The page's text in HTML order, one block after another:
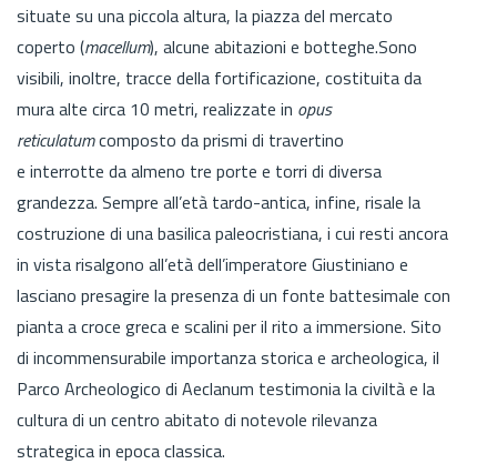
situate su una piccola altura, la piazza del mercato
coperto (macellum), alcune abitazioni e botteghe.Sono
visibili, inoltre, tracce della fortificazione, costituita da
mura alte circa 10 metri, realizzate in opus
reticulatumcomposto da prismi di travertino
e interrotte da almeno tre porte e torri di diversa
grandezza. Sempre all’età tardo-antica, infine, risale la
costruzione di una basilica paleocristiana, i cui resti ancora
in vista risalgono all’età dell’imperatore Giustiniano e
lasciano presagire la presenza di un fonte battesimale con
pianta a croce greca e scalini per il rito a immersione. Sito
di incommensurabile importanza storica e archeologica, il
Parco Archeologico di Aeclanum testimonia la civiltà e la
cultura di un centro abitato di notevole rilevanza
strategica in epoca classica.